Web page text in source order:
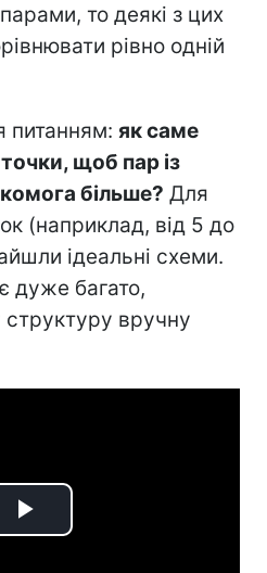
то деякі з цих
рівно одній
питанням: як саме
щоб пар із
більше? Для
(наприклад, від 5 до
ідеальні схеми.
дуже багато,
вручну
Play